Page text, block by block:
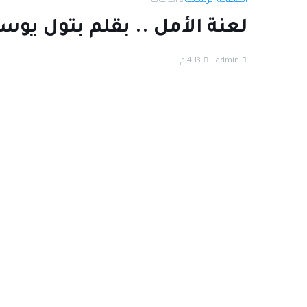
لعنة الأمل .. بقلم بتول
admin 4:13 م